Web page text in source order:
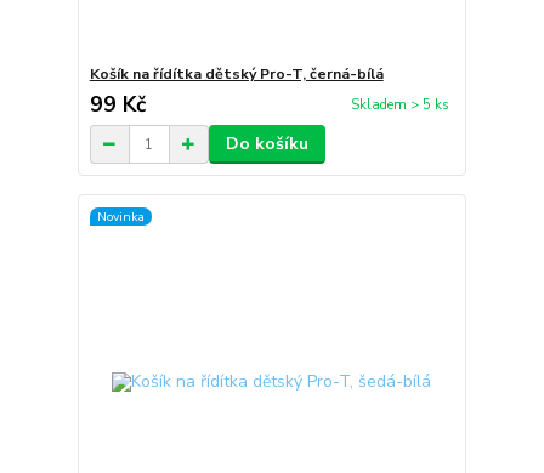
Košík na řídítka dětský Pro-T, černá-bílá
99 Kč Skladem > 5 ks
Do košíku
Novinka